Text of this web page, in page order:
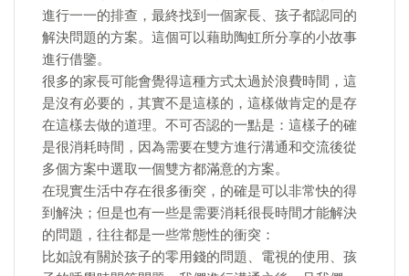
進行一一的排查，最終找到一個家長、孩子都認同的
解決問題的方案。這個可以藉助陶虹所分享的小故事
進行借鑒。
很多的家長可能會覺得這種方式太過於浪費時間，這
是沒有必要的，其實不是這樣的，這樣做肯定的是存
在這樣去做的道理。不可否認的一點是：這樣子的確
是很消耗時間，因為需要在雙方進行溝通和交流後從
多個方案中選取一個雙方都滿意的方案。
在現實生活中存在很多衝突，的確是可以非常快的得
到解決；但是也有一些是需要消耗很長時間才能解決
的問題，往往都是一些常態性的衝突：
比如說有關於孩子的零用錢的問題、電視的使用、孩